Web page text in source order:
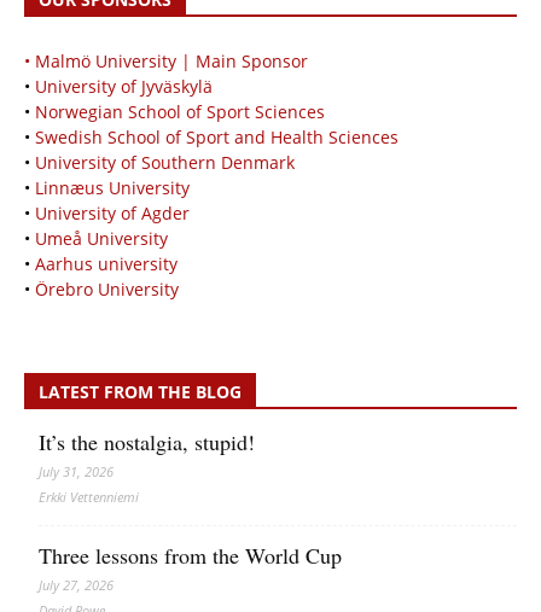
• Malmö University | Main Sponsor
• University of Jyväskylä
• Norwegian School of Sport Sciences
• Swedish School of Sport and Health Sciences
• University of Southern Denmark
• Linnæus University
• University of Agder
• Umeå University
• Aarhus university
• Örebro University
LATEST FROM THE BLOG
It’s the nostalgia, stupid!
July 31, 2026
Erkki Vetten­­niemi
Three lessons from the World Cup
July 27, 2026